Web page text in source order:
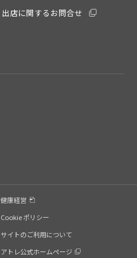
出店に関するお問合せ
健康経営
Cookie ポリシー
サイトのご利用について
アトレ公式ホームページ